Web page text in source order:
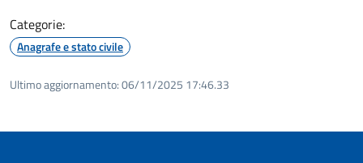
Categorie:
Anagrafe e stato civile
Ultimo aggiornamento:06/11/2025 17:46.33